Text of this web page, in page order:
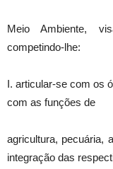
Meio Ambiente,
competindo-lhe:
I. articular-se com os
com as funções de
agricultura, pecuária,
integração das